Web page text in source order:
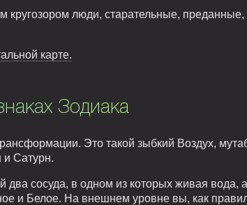
люди, старательные,
карте.
Зодиака
Это такой зыбкий Воздух,
и Сатурн.
сосуда, в одном из которых живая вода,
и Белое. На внешнем уровне вы, как